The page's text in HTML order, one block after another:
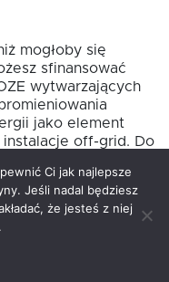
mogłoby się
sfinansować
wytwarzających
jako element
instalacje off-grid. Do
lub
nie na modzie,
W projektach
często
Ci jak najlepsze
Jeśli nadal będziesz
że jesteś z niej